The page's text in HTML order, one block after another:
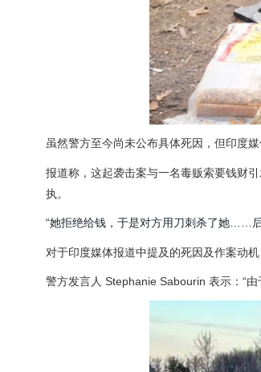
虽然警方至今尚未公布具体死因，但印度
报道称，这起袭击案与一名毒贩索要钱财
执。
“她拒绝给钱，于是对方用刀刺杀了她……
对于印度媒体报道中提及的死因及作案动
警方发言人 Stephanie Sabourin 表示：“